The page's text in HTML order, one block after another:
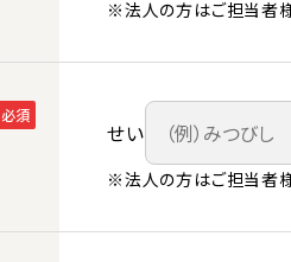
※法人の方はご担当者
必須
せい
※法人の方はご担当者